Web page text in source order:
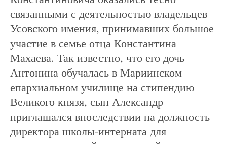
связанными с деятельностью владельцев
Усовского имения, принимавших большое
участие в семье отца Константина
Махаева. Так известно, что его дочь
Антонина обучалась в Мариинском
епархиальном училище на стипендию
Великого князя, сын Александр
приглашался впоследствии на должность
директора школы-интерната для